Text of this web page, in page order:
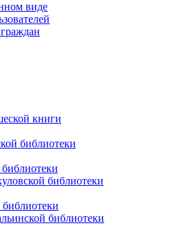
виде
книги
библиотеки
библиотеки
библиотеки